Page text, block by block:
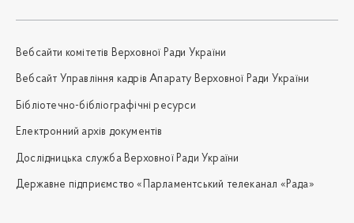
Вебсайти комітетів Верховної Ради України
Вебсайт Управління кадрів Апарату Верховної Ради України
Бібліотечно-бібліографічні ресурси
Електронний архів документів
Дослідницька служба Верховної Ради України
Державне підприємство «Парламентський телеканал «Рада»